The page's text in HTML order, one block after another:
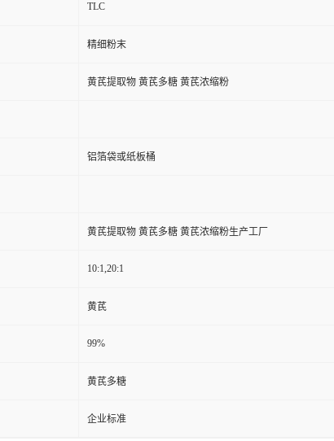
TLC
精细粉末
黄芪提取物 黄芪多糖 黄芪浓缩粉
铝箔袋或纸板桶
黄芪提取物 黄芪多糖 黄芪浓缩粉生产工厂
10:1,20:1
黄芪
99%
黄芪多糖
企业标准